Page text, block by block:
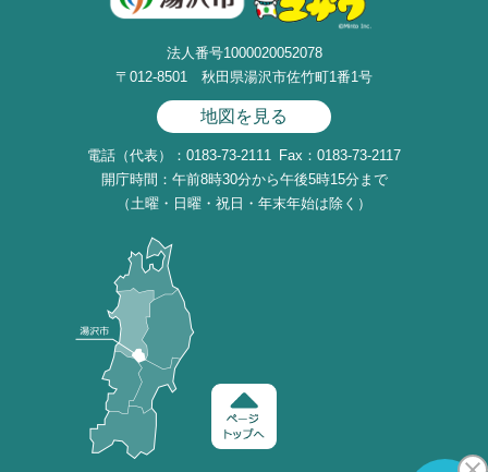
法人番号1000020052078
〒012-8501 秋田県湯沢市佐竹町1番1号
地図を見る
電話（代表）：0183-73-2111 Fax：0183-73-2117
開庁時間：午前8時30分から午後5時15分まで
（土曜・日曜・祝日・年末年始は除く）